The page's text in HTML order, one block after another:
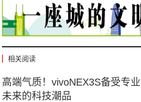
相关阅读
高端气质！vivoNEX3S备受专
未来的科技潮品